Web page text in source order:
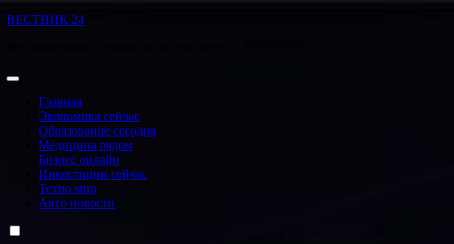
Перейти
ВЕСТНИК 24
Главная
Экономика сейчас
Образование сегодня
Медицина рядом
Бизнес онлайн
Инвестиции сейчас
Техно мир
Авто новости